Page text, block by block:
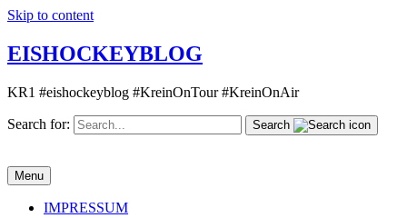
Skip to content
EISHOCKEYBLOG
KR1 #eishockeyblog #KreinOnTour #KreinOnAir
Search for: Search
Menu
IMPRESSUM